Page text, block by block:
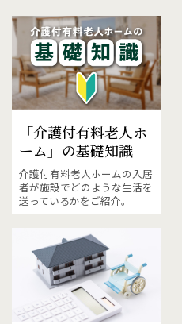
「介護付有料老人ホ
ーム」の基礎知識
介護付有料老人ホームの入居
者が施設でどのような生活を
送っているかをご紹介。